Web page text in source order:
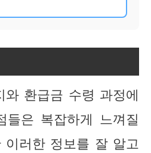
와 환급금 수령 과정에
은 복잡하게 느껴질
이러한 정보를 잘 알고